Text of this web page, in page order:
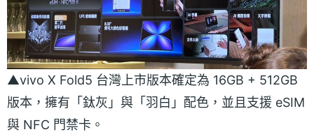
▲vivo X Fold5 台灣上市版本確定為 16GB + 512GB
版本，擁有「鈦灰」與「羽白」配色，並且支援 eSIM
與 NFC 門禁卡。